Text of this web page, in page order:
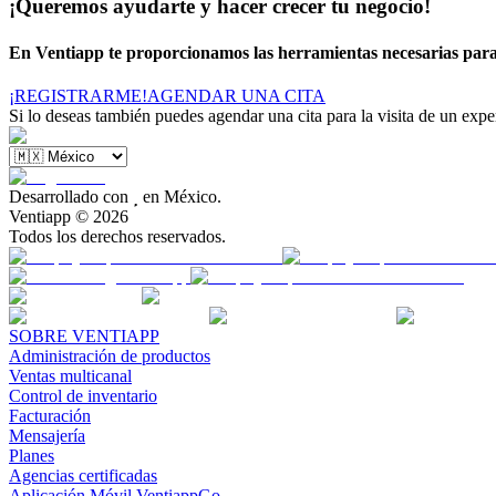
¡Queremos ayudarte y hacer crecer tu negocio!
En Ventiapp te proporcionamos las herramientas necesarias
¡REGISTRARME!AGENDAR UNA CITA
Si lo deseas también puedes agendar una cita para la visita de un
Desarrollado con
en México.
Ventiapp © 2026
Todos los derechos reservados.
SOBRE VENTIAPP
Administración de productos
Ventas multicanal
Control de inventario
Facturación
Mensajería
Planes
Agencias certificadas